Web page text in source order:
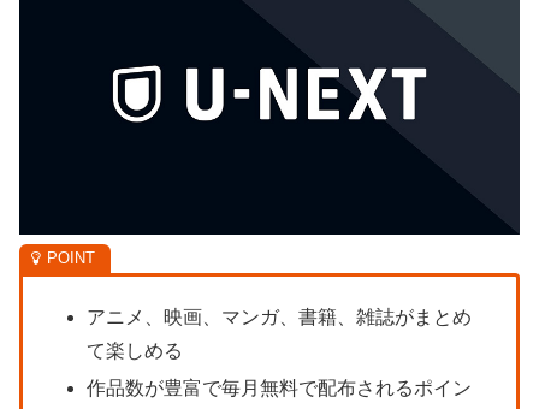
アニメ、映画、マンガ、書籍、雑誌がまとめ
て楽しめる
作品数が豊富で毎月無料で配布されるポイン